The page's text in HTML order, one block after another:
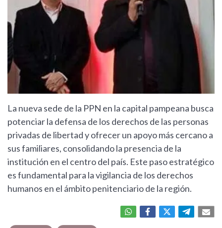
La nueva sede de la PPN en la capital pampeana busca
potenciar la defensa de los derechos de las personas
privadas de libertad y ofrecer un apoyo más cercano a
sus familiares, consolidando la presencia de la
institución en el centro del país. Este paso estratégico
es fundamental para la vigilancia de los derechos
humanos en el ámbito penitenciario de la región.